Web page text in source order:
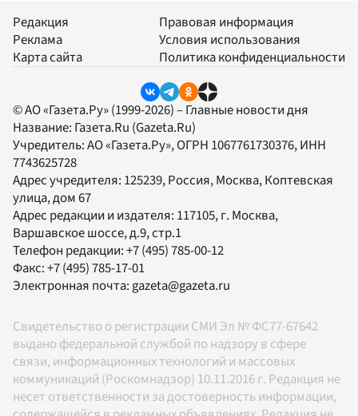
Редакция
Реклама
Карта сайта
Правовая информация
Условия использования
Политика конфиденциальности
© АО «Газета.Ру» (1999-2026) – Главные новости дня
Название: Газета.Ru (Gazeta.Ru)
Учредитель:АО «Газета.Ру», ОГРН 1067761730376, ИНН
7743625728
Адрес учредителя: 125239, Россия, Москва, Коптевская
улица, дом 67
Адрес редакции и издателя: 117105, г. Москва,
Варшавское шоссе, д.9, стр.1
Телефон редакции:+7 (495) 785-00-12
Факс:+7 (495) 785-17-01
Электронная почта:gazeta@gazeta.ru
Свидетельство о регистрации СМИ Эл № ФС77-67642
выдано федеральной службой по надзору в сфере
связи, информационных технологий и массовых
коммуникаций (Роскомнадзор) 10.11.2016 г. Редакция не
несет ответственности за достоверность информации,